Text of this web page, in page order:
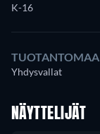
K-16
TUOTANTOMAA
Yhdysvallat
NÄYTTELIJÄT